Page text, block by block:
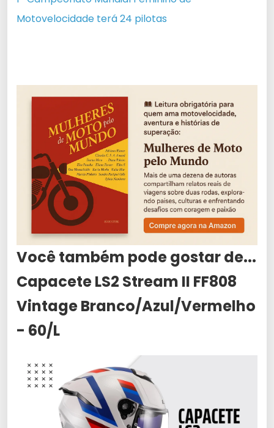
Motovelocidade terá 24 pilotas
Você também pode gostar de...
Capacete LS2 Stream II FF808
Vintage Branco/Azul/Vermelho
- 60/L